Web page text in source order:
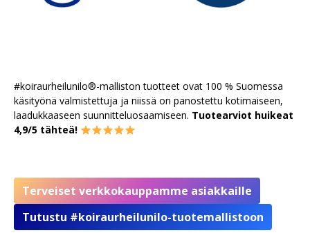
#koiraurheilunilo®-malliston tuotteet ovat 100 % Suomessa
käsityönä valmistettuja ja niissä on panostettu kotimaiseen,
laadukkaaseen suunnitteluosaamiseen. Tuotearviot huikeat
4,9/5 tähteä!
Terveiset verkkokauppamme asiakkaille
Tutustu #koiraurheilunilo-tuotemallistoon